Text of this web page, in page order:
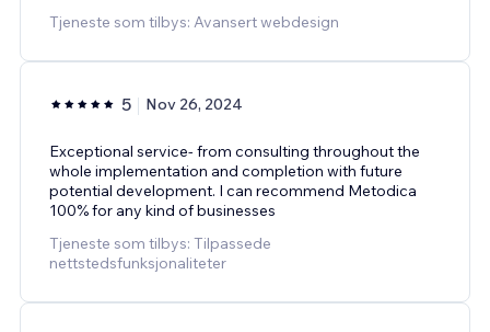
Tjeneste som tilbys: Avansert webdesign
5 Nov 26, 2024
Exceptional service- from consulting throughout the
whole implementation and completion with future
potential development. I can recommend Metodica
100% for any kind of businesses
Tjeneste som tilbys: Tilpassede
nettstedsfunksjonaliteter